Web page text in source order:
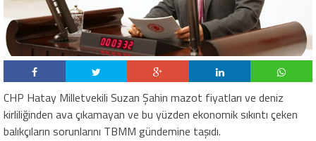
CHP Hatay Milletvekili Suzan Şahin mazot fiyatları ve deniz
kirliliğinden ava çıkamayan ve bu yüzden ekonomik sıkıntı çeken
balıkçıların sorunlarını TBMM gündemine taşıdı.